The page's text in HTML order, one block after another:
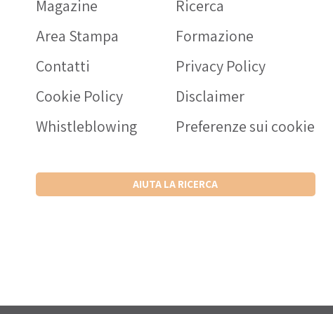
Magazine
Ricerca
Area Stampa
Formazione
Contatti
Privacy Policy
Cookie Policy
Disclaimer
Whistleblowing
Preferenze sui cookie
AIUTA LA RICERCA
Intercheck web:
rivolta a medici e operatori
prescrizione dei farmaci
nell’anziano.
SCARICA L’APP IPHONE